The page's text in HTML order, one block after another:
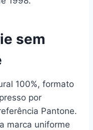
sem
100%, formato
por
Pantone.
marca uniforme